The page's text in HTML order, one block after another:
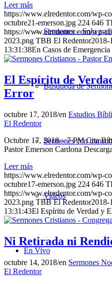
Sermones – Solo
Búsqueda de
Sermones con
Videos
En Vivo
Leer más
https://www.elredentor.com/wp-
octubre21-emerson.jpg 224 646
https://www.elredentor.com/wp-
2023.png TBB El Redentor2018-
13:31:38En Casos de Emergencia
El Espíritu de
Error
octubre 17, 2018/en Estudios
El Redentor
Octubre 17, 2018 – 7 PM Cita
Pastor Emerson Cardona
Leer más
https://www.elredentor.com/wp-
octubre17-emerson.jpg 224 646
https://www.elredentor.com/wp-
2023.png TBB El Redentor2018-
13:31:43El Espíritu de Verdad y
Ni Retirada ni
octubre 14, 2018/en Sermones
El Redentor